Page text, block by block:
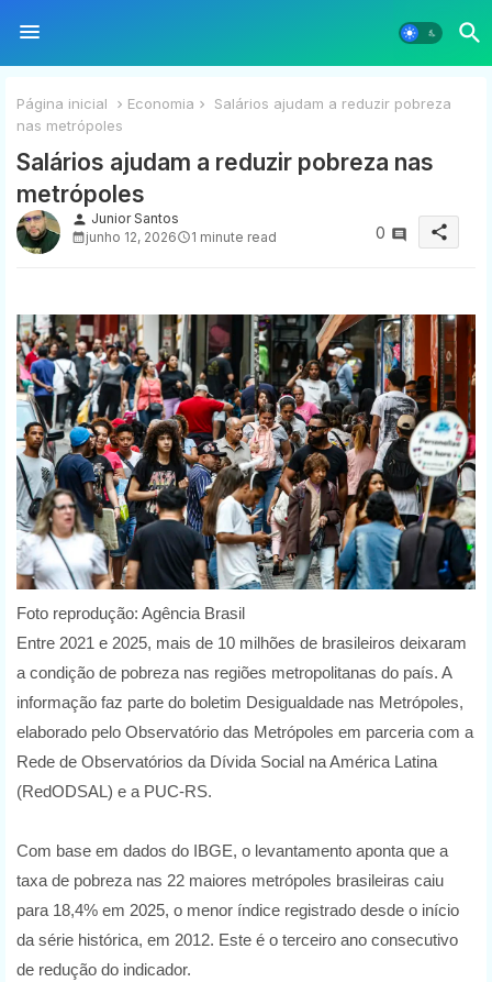
Página inicial Economia
Salários ajudam a reduzir pobreza
nas metrópoles
Salários ajudam a reduzir pobreza nas
metrópoles
person Junior Santos
junho 12, 2026
1 minute read 0 share
Foto reprodução: Agência Brasil
Entre 2021 e 2025, mais de 10 milhões de brasileiros deixaram
a condição de pobreza nas regiões metropolitanas do país. A
informação faz parte do boletim Desigualdade nas Metrópoles,
elaborado pelo Observatório das Metrópoles em parceria com a
Rede de Observatórios da Dívida Social na América Latina
(RedODSAL) e a PUC-RS.
Com base em dados do IBGE, o levantamento aponta que a
taxa de pobreza nas 22 maiores metrópoles brasileiras caiu
para 18,4% em 2025, o menor índice registrado desde o início
da série histórica, em 2012. Este é o terceiro ano consecutivo
de redução do indicador.